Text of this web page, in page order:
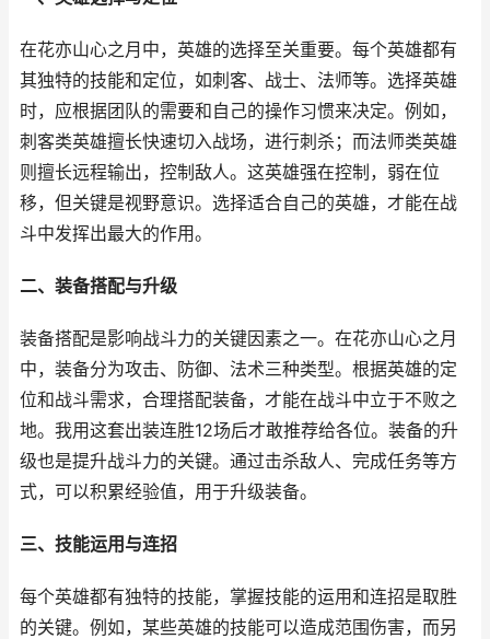
在花亦山心之月中，英雄的选择至关重要。每个英雄都有
其独特的技能和定位，如刺客、战士、法师等。选择英雄
时，应根据团队的需要和自己的操作习惯来决定。例如，
刺客类英雄擅长快速切入战场，进行刺杀；而法师类英雄
则擅长远程输出，控制敌人。这英雄强在控制，弱在位
移，但关键是视野意识。选择适合自己的英雄，才能在战
斗中发挥出最大的作用。
二、装备搭配与升级
装备搭配是影响战斗力的关键因素之一。在花亦山心之月
中，装备分为攻击、防御、法术三种类型。根据英雄的定
位和战斗需求，合理搭配装备，才能在战斗中立于不败之
地。我用这套出装连胜12场后才敢推荐给各位。装备的升
级也是提升战斗力的关键。通过击杀敌人、完成任务等方
式，可以积累经验值，用于升级装备。
三、技能运用与连招
每个英雄都有独特的技能，掌握技能的运用和连招是取胜
的关键。例如，某些英雄的技能可以造成范围伤害，而另